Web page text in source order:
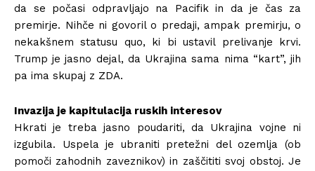
da se počasi odpravljajo na Pacifik in da je čas za
premirje. Nihče ni govoril o predaji, ampak premirju, o
nekakšnem statusu quo, ki bi ustavil prelivanje krvi.
Trump je jasno dejal, da Ukrajina sama nima “kart”, jih
pa ima skupaj z ZDA.
Invazija je kapitulacija ruskih interesov
Hkrati je treba jasno poudariti, da Ukrajina vojne ni
izgubila. Uspela je ubraniti pretežni del ozemlja (ob
pomoči zahodnih zaveznikov) in zaščititi svoj obstoj. Je